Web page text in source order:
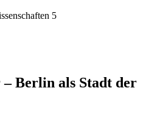
5
Berlin als Stadt der